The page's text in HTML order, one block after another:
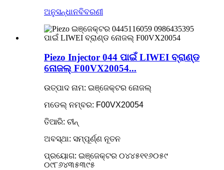
ଅନୁସନ୍ଧାନବିବରଣୀ
Piezo Injector 044 ପାଇଁ LIWEI ବ୍ରାଣ୍ଡ
ନୋଜଲ୍ F00VX20054...
ଉତ୍ପାଦ ନାମ: ଇଞ୍ଜେକ୍ଟର ନୋଜଲ୍
ମଡେଲ୍ ନମ୍ବର: F00VX20054
ତିଆରି: ଚୀନ୍
ଅବସ୍ଥା: ସମ୍ପୂର୍ଣ୍ଣ ନୂତନ
ପ୍ରୟୋଗ: ଇଞ୍ଜେକ୍ଟର ୦୪୪୫୧୧୬୦୫୯
୦୯୮୬୪୩୫୩୯୫